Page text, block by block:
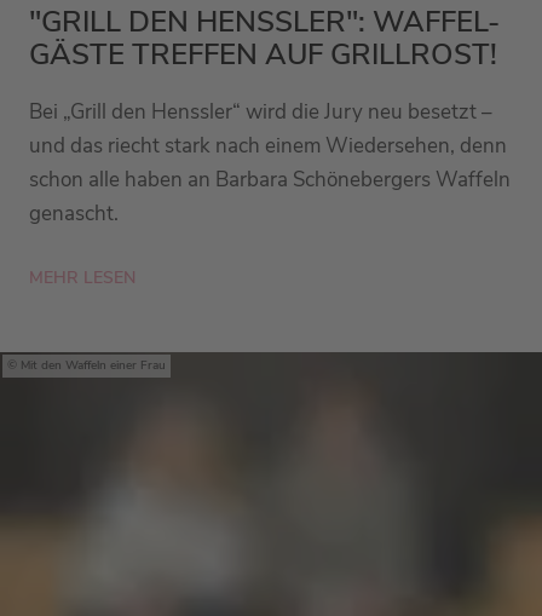
"GRILL DEN HENSSLER": WAFFEL-
GÄSTE TREFFEN AUF GRILLROST!
Bei „Grill den Henssler“ wird die Jury neu besetzt –
und das riecht stark nach einem Wiedersehen, denn
schon alle haben an Barbara Schönebergers Waffeln
genascht.
MEHR LESEN
Mit den Waffeln einer Frau